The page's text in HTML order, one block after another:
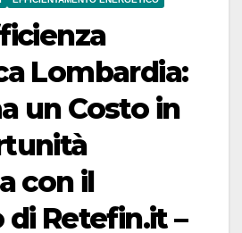
Lombardia:
un Costo in
con il
Retefin.it –